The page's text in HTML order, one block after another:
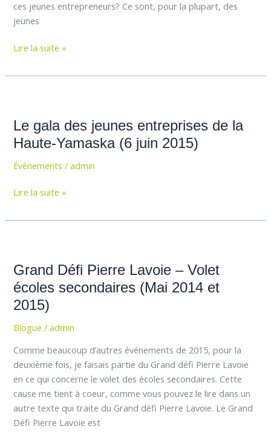
ces jeunes entrepreneurs? Ce sont, pour la plupart, des
jeunes
Lire la suite »
Le gala des jeunes entreprises de la
Haute-Yamaska (6 juin 2015)
Événements /admin
des
jeunes
de
Haute-
Lire la suite »
Grand Défi Pierre Lavoie – Volet
écoles secondaires (Mai 2014 et
2015)
Blogue /admin
Comme beaucoup d’autres événements de 2015, pour la
deuxième fois, je faisais partie du Grand défi Pierre Lavoie
en ce qui concerne le volet des écoles secondaires. Cette
cause me tient à coeur, comme vous pouvez le lire dans un
autre texte qui traite du Grand défi Pierre Lavoie. Le Grand
Défi Pierre Lavoie est
Pierre
Lavoie
–
Volet
écoles
(Mai
2014
et
2015)